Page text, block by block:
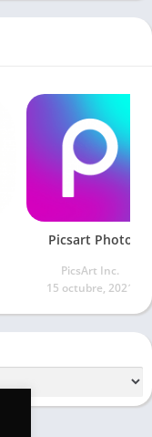
Picsart Photo
PicsArt Inc.
15 octubre, 2021